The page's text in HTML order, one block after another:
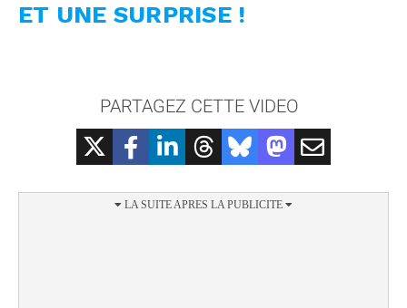
ET UNE SURPRISE !
PARTAGEZ CETTE VIDEO